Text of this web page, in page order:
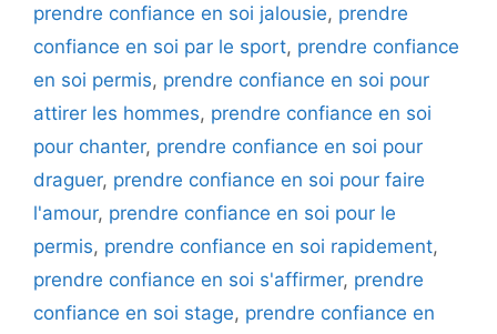
prendre confiance en soi jalousie, prendre
confiance en soi par le sport, prendre confiance
en soi permis, prendre confiance en soi pour
attirer les hommes, prendre confiance en soi
pour chanter, prendre confiance en soi pour
draguer, prendre confiance en soi pour faire
l'amour, prendre confiance en soi pour le
permis, prendre confiance en soi rapidement,
prendre confiance en soi s'affirmer, prendre
confiance en soi stage, prendre confiance en